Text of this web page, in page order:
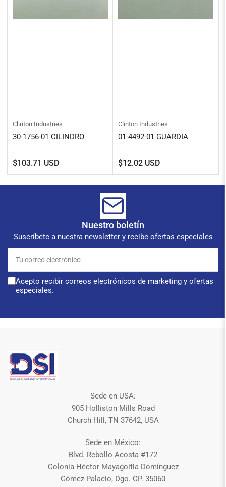
Clinton Industries
30-1756-01 CILINDRO
Precio
regular
$103.71 USD
Clinton Industries
01-4492-01 GUARDIA
Precio
regular
$12.02 USD
Nuestro boletín
Suscríbete a nuestra newsletter y recibe ofertas especiales
correo
electrónico
Acepto recibir correos electrónicos de marketing y ofertas
especiales.
Sede en USA:
905 Holliston Mills Road
Church Hill, TN 37642, USA
Sede en México:
Blvd. Rebollo Acosta #172
Colonia Héctor Mayagoitia Domínguez
Gómez Palacio, Dgo. CP. 35060